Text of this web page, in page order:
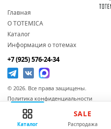
Главная
О TOTEMICA
Каталог
Информация о тотемах
+7 (925) 576-24-34
© 2026. Все права защищены.
Политика конфиденциальности
Согласие на обработку персональных
Публичная оферта
Каталог
SALE
Распродажа